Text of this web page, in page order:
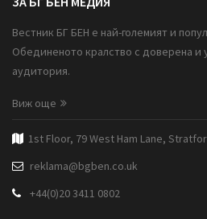
Вестник БГ БЕН е най-големият и
Обединеното кралство с доверена и
аудитория.
Виж още
1st Floor, 79 West Ham Lane,
reklama@bgben.co.uk
+44(0)20 3411 0802